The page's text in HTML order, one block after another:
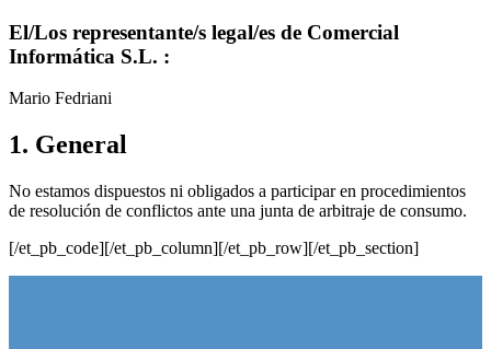
El/Los representante/s legal/es de Comercial
Informática S.L. :
Mario Fedriani
1. General
No estamos dispuestos ni obligados a participar en procedimientos
de resolución de conflictos ante una junta de arbitraje de consumo.
[/et_pb_code][/et_pb_column][/et_pb_row][/et_pb_section]